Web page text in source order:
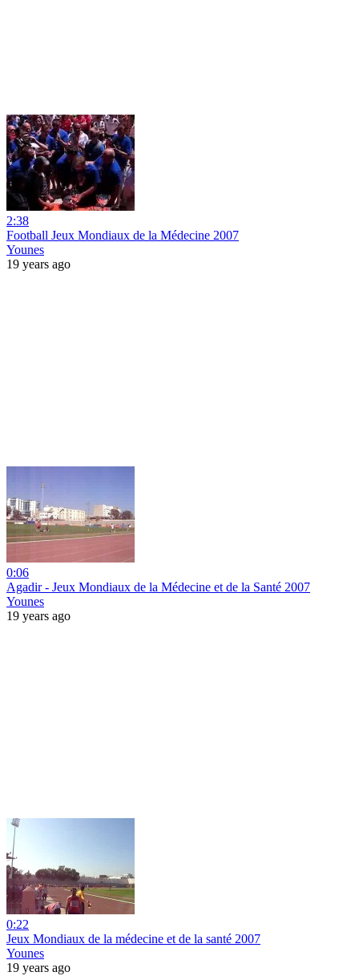
2:38
Football Jeux Mondiaux de la Médecine 2007
Younes
19 years ago
0:06
Agadir - Jeux Mondiaux de la Médecine et de la Santé 2007
Younes
19 years ago
0:22
Jeux Mondiaux de la médecine et de la santé 2007
Younes
19 years ago